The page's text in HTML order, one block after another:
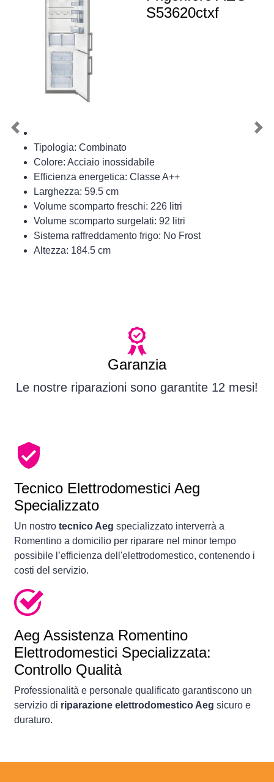
S53620ctxf
Tipologia: Combinato
Colore: Acciaio inossidabile
Efficienza energetica: Classe A++
Larghezza: 59.5 cm
Volume scomparto freschi: 226 litri
Volume scomparto surgelati: 92 litri
Sistema raffreddamento frigo: No Frost
Altezza: 184.5 cm
Previous
Garanzia
Le nostre riparazioni sono garantite 12 mesi!
Tecnico Elettrodomestici Aeg
Specializzato
Un nostro tecnico Aeg specializzato interverrà a
Romentino a domicilio per riparare nel minor tempo
possibile l’efficienza dell'elettrodomestico, contenendo i
costi del servizio.
Aeg Assistenza Romentino
Elettrodomestici Specializzata:
Controllo Qualità
Professionalità e personale qualificato garantiscono un
servizio di riparazione elettrodomestico Aeg sicuro e
duraturo.